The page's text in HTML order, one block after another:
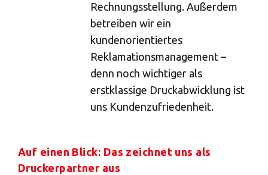
Rechnungsstellung. Außerdem
betreiben wir ein
kundenorientiertes
Reklamationsmanagement –
denn noch wichtiger als
erstklassige Druckabwicklung ist
uns Kundenzufriedenheit.
Auf einen Blick: Das zeichnet uns als
Druckerpartner aus
Asia/Pacific
×
Rufen Sie uns an
0025 MÜNSTER
Tel. +492515395990
Fax. +492515395999
Montag
08:30 - 18:30
08:30 - 18:30
08:30 - 18:30
08:30 - 18:30
Freitag